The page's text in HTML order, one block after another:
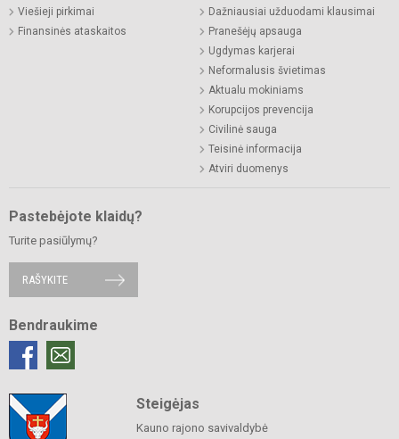
Viešieji pirkimai
Finansinės ataskaitos
Dažniausiai užduodami klausimai
Pranešėjų apsauga
Ugdymas karjerai
Neformalusis švietimas
Aktualu mokiniams
Korupcijos prevencija
Civilinė sauga
Teisinė informacija
Atviri duomenys
Pastebėjote klaidų?
Turite pasiūlymų?
RAŠYKITE
Bendraukime
Steigėjas
Kauno rajono savivaldybė